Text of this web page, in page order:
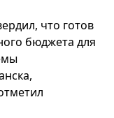
что готов
бюджета для